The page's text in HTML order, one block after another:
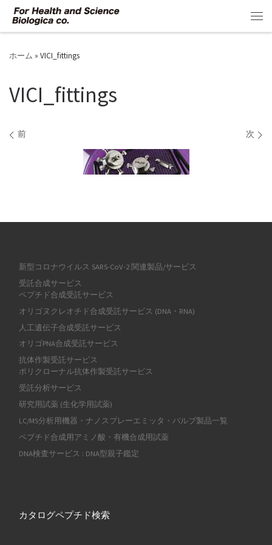
コンテンツへスキップ
ホーム » VICI_fittings
VICI_fittings
画像ナビゲーション
前 次
新型コロナウイルス SARS-CoV-2 関連製品/サービス
受託合成サービス
ペプチド合成受託サービス
オリゴヌクレオチド合成受託サービス (DNA・RNA)
人工遺伝子合成受託サービス
オリゴPNA合成受託サービス
抗体作製受託サービス
ポリクローナル抗体作製受託サービス
受託分析サービス
研究用試薬 (生化学用試薬)
LC/MS分析用機器・ナノスプレーエミッタ・バルブ製品一覧
ペプチド合成用アミノ酸・有機合成用試薬
DNA検査サービス : DNA型親子鑑定
カタログペプチド検索